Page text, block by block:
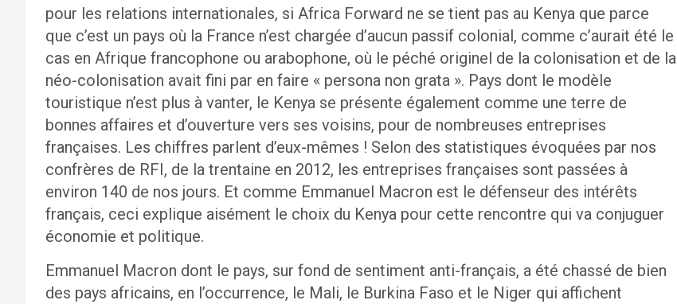
pour les relations internationales, si Africa Forward ne se tient pas au Kenya que parce
que c’est un pays où la France n’est chargée d’aucun passif colonial, comme c’aurait été le
cas en Afrique francophone ou arabophone, où le péché originel de la colonisation et de la
néo-colonisation avait fini par en faire « persona non grata ». Pays dont le modèle
touristique n’est plus à vanter, le Kenya se présente également comme une terre de
bonnes affaires et d’ouverture vers ses voisins, pour de nombreuses entreprises
françaises. Les chiffres parlent d’eux-mêmes ! Selon des statistiques évoquées par nos
confrères de RFI, de la trentaine en 2012, les entreprises françaises sont passées à
environ 140 de nos jours. Et comme Emmanuel Macron est le défenseur des intérêts
français, ceci explique aisément le choix du Kenya pour cette rencontre qui va conjuguer
économie et politique.
Emmanuel Macron dont le pays, sur fond de sentiment anti-français, a été chassé de bien
des pays africains, en l’occurrence, le Mali, le Burkina Faso et le Niger qui affichent